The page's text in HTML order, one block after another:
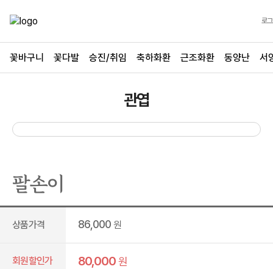
로
꽃바구니 꽃다발 승진/취임 축하화환 근조화환 동양난 서
관엽
팔손이
상품가격 86,000 원
회원할인가 80,000원